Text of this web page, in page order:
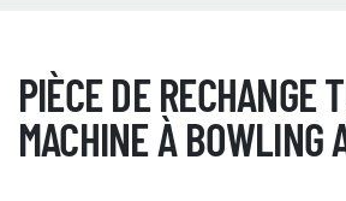
PIÈCE DE
MACHINE À BOWLING